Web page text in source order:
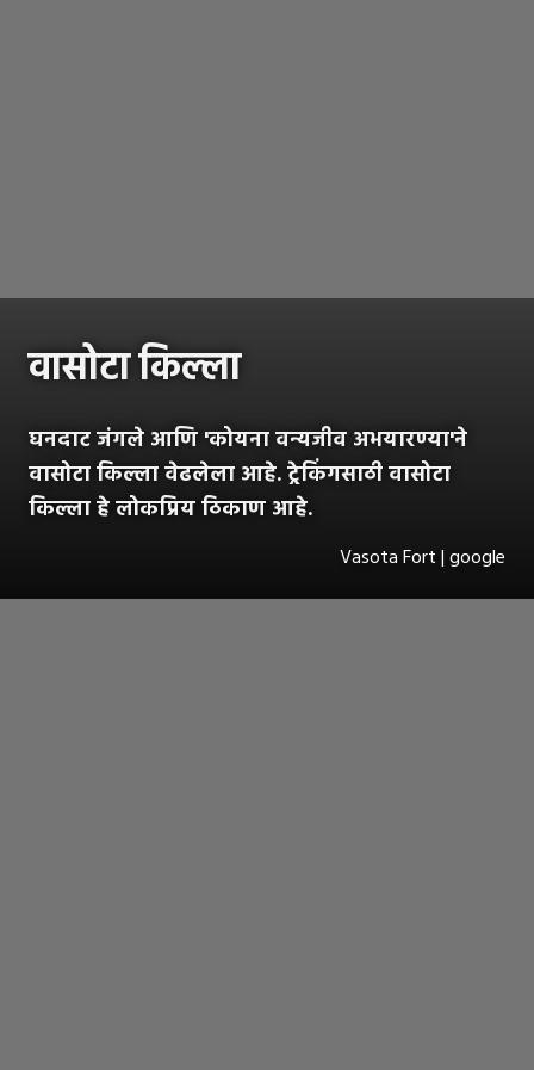
वासोटा किल्ला
घनदाट जंगले आणि 'कोयना वन्यजीव अभयारण्या'ने
वासोटा किल्ला वेढलेला आहे. ट्रेकिंगसाठी वासोटा
किल्ला हे लोकप्रिय ठिकाण आहे.
Vasota Fort | google